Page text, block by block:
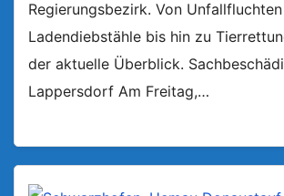
Regierungsbezirk. Von
Ladendiebstähle bis hin zu
der aktuelle Überblick.
Lappersdorf Am Freitag,…